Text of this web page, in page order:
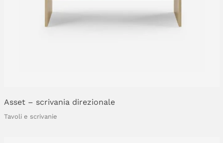
Asset – scrivania direzionale
Tavoli e scrivanie